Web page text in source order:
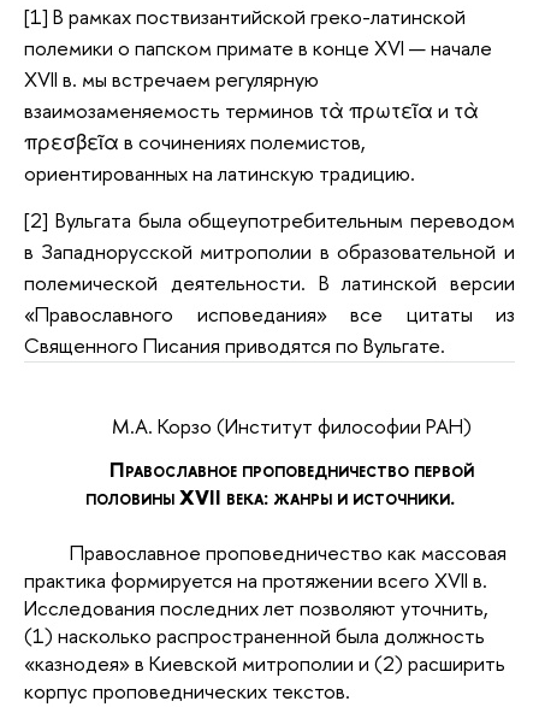
[1] В рамках поствизантийской греко-латинской
полемики о папском примате в конце XVI — начале
XVII в. мы встречаем регулярную
взаимозаменяемость терминов τὰ πρωτεῖα и τὰ
πρεσβεῖα в сочинениях полемистов,
ориентированных на латинскую традицию.
[2] Вульгата была общеупотребительным переводом
в Западнорусской митрополии в образовательной и
полемической деятельности. В латинской версии
«Православного исповедания» все цитаты из
Священного Писания приводятся по Вульгате.
М.А.Корзо(Институт философии РАН)
Православное проповедничество первой
половины XVII века: жанры и источники.
Православное проповедничество как массовая
практика формируется на протяжении всего XVII в.
Исследования последних лет позволяют уточнить,
(1) насколько распространенной была должность
«казнодея» в Киевской митрополии и (2) расширить
корпус проповеднических текстов.